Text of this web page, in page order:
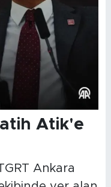
Atik'e
Ankara